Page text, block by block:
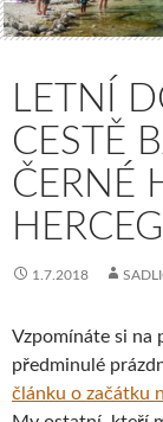
LETNÍ
CESTĚ
ČERNÉ
1.7.2018
Vzpomínáte si na
předminulé
článku o začátku